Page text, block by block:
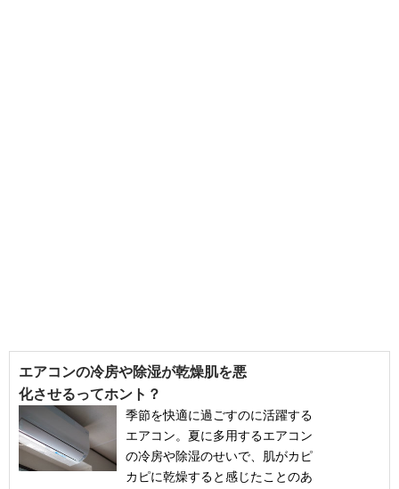
エアコンの冷房や除湿が乾燥肌を悪
化させるってホント？
季節を快適に過ごすのに活躍する
エアコン。夏に多用するエアコン
の冷房や除湿のせいで、肌がカピ
カピに乾燥すると感じたことのあ